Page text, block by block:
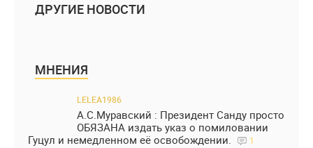
ДРУГИЕ НОВОСТИ
МНЕНИЯ
LELEA1986
А.С.Муравский : Президент Санду просто
ОБЯЗАНА издать указ о помиловании
Гуцул и немедленном её освобождении.
1